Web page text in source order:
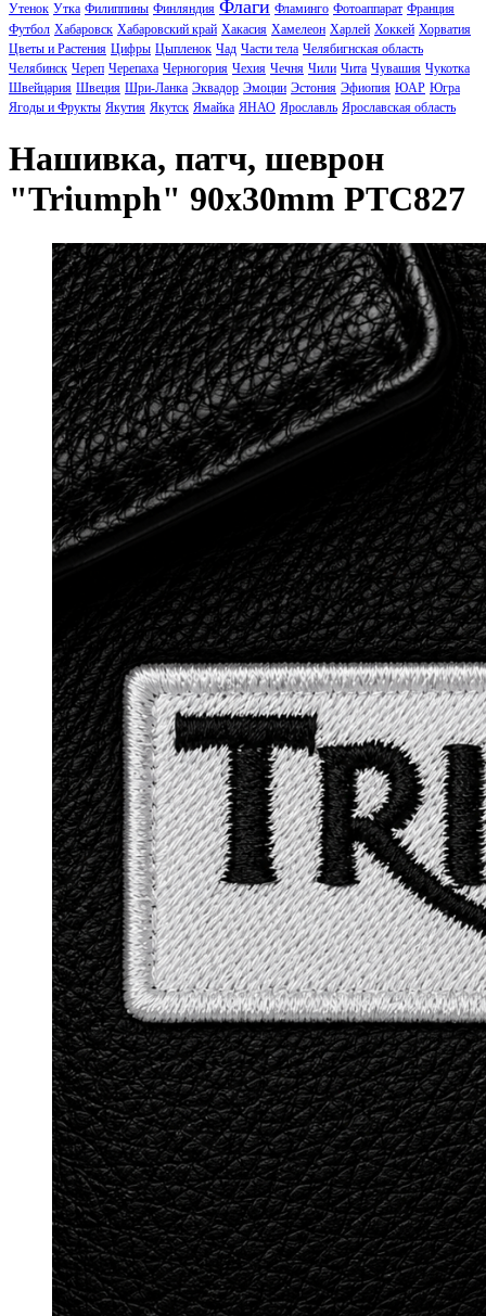
Утенок Утка Филиппины Финляндия Флаги Фламинго Фотоаппарат Франция
Футбол Хабаровск Хабаровский край Хакасия Хамелеон Харлей Хоккей Хорватия
Цветы и Растения Цифры Цыпленок Чад Части тела Челябигнская область
Челябинск Череп Черепаха Черногория Чехия Чечня Чили Чита Чувашия Чукотка
Швейцария Швеция Шри-Ланка Эквадор Эмоции Эстония Эфиопия ЮАР Югра
Ягоды и Фрукты Якутия Якутск Ямайка ЯНАО Ярославль Ярославская область
Нашивка, патч, шеврон
"Triumph" 90x30mm PTC827